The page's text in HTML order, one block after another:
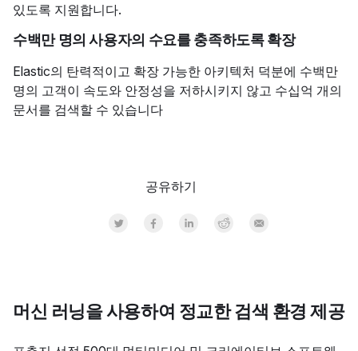
있도록 지원합니다.
수백만 명의 사용자의 수요를 충족하도록 확장
Elastic의 탄력적이고 확장 가능한 아키텍처 덕분에 수백만
명의 고객이 속도와 안정성을 저하시키지 않고 수십억 개의
문서를 검색할 수 있습니다
공유하기
Share on Twitter
Share on Facebook
Share on LinkedInr
Share on Reddit
Share by Email
머신 러닝을 사용하여 정교한 검색 환경 제공